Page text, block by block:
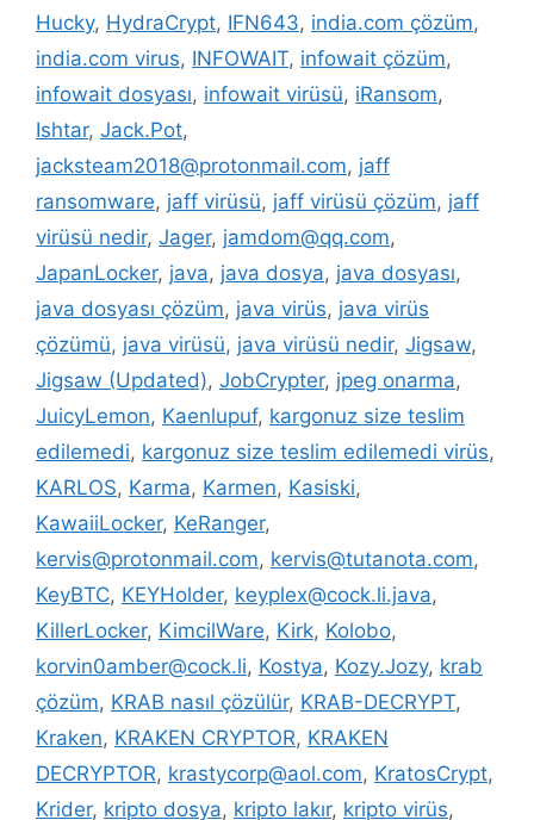
Hucky, HydraCrypt, IFN643, india.com çözüm,
india.com virus, INFOWAIT, infowait çözüm,
infowait dosyası, infowait virüsü, iRansom,
Ishtar, Jack.Pot,
jacksteam2018@protonmail.com, jaff
ransomware, jaff virüsü, jaff virüsü çözüm, jaff
virüsü nedir, Jager, jamdom@qq.com,
JapanLocker, java, java dosya, java dosyası,
java dosyası çözüm, java virüs, java virüs
çözümü, java virüsü, java virüsü nedir, Jigsaw,
Jigsaw (Updated), JobCrypter, jpeg onarma,
JuicyLemon, Kaenlupuf, kargonuz size teslim
edilemedi, kargonuz size teslim edilemedi virüs,
KARLOS, Karma, Karmen, Kasiski,
KawaiiLocker, KeRanger,
kervis@protonmail.com, kervis@tutanota.com,
KeyBTC, KEYHolder, keyplex@cock.li.java,
KillerLocker, KimcilWare, Kirk, Kolobo,
korvin0amber@cock.li, Kostya, Kozy.Jozy, krab
çözüm, KRAB nasıl çözülür, KRAB-DECRYPT,
Kraken, KRAKEN CRYPTOR, KRAKEN
DECRYPTOR, krastycorp@aol.com, KratosCrypt,
Krider, kripto dosya, kripto lakır, kripto virüs,